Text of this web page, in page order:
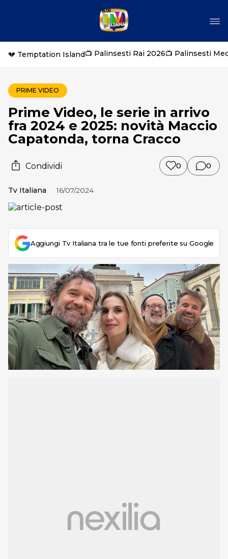
💔 Temptation Island📺 Palinsesti Rai 2026📺 Palinsesti
PRIME VIDEO
Prime Video, le serie in arrivo
fra 2024 e 2025: novità Maccio
Capatonda, torna Cracco
Condividi 0 0
Tv Italiana 16/07/2024
Aggiungi Tv Italiana tra le tue fonti preferite su Google